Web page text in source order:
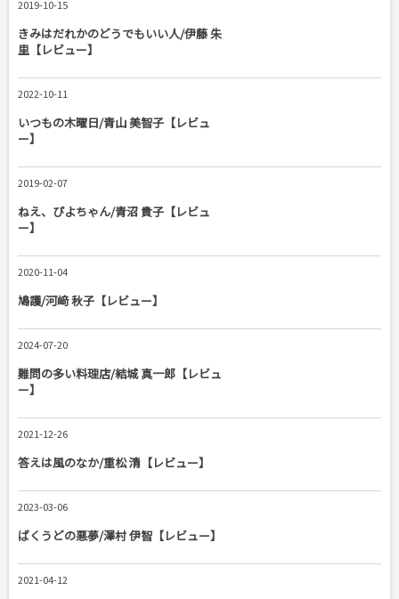
2019-10-15
きみはだれかのどうでもいい人/伊藤 朱
里【レビュー】
2022-10-11
いつもの木曜日/青山 美智子【レビュ
ー】
2019-02-07
ねえ、ぴよちゃん/青沼 貴子【レビュ
ー】
2020-11-04
鳩護/河﨑 秋子【レビュー】
2024-07-20
難問の多い料理店/結城 真一郎【レビュ
ー】
2021-12-26
答えは風のなか/重松 清【レビュー】
2023-03-06
ばくうどの悪夢/澤村 伊智【レビュー】
2021-04-12